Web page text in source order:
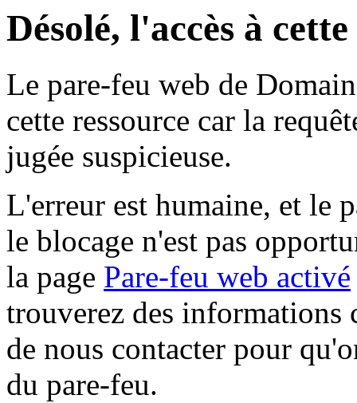
Désolé, l'accès à
Le pare-feu web de
cette ressource car la
jugée suspicieuse.
L'erreur est humaine, et le
le blocage n'est pas
la page Pare-feu web activé
trouverez des informations
de nous contacter pour
du pare-feu.